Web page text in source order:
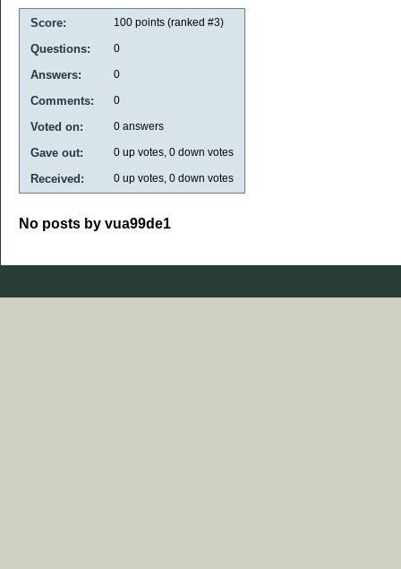
Score: 100 points (ranked #3)
Questions: 0
Answers: 0
Comments: 0
Voted on: 0 answers
Gave out: 0 up votes, 0 down votes
Received: 0 up votes, 0 down votes
No posts by vua99de1